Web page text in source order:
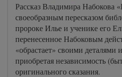
Рассказ Владимира Набокова
своеобразным пересказом
пророке Илье и ученике его
перенесенное Набоковым
«обрастает» своими деталями
приобретая независимость
оригинального сказания.